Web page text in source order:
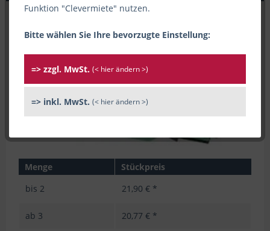
Menge
Stückpreis
bis 2 21,90 € *
ab 3 20,77 € *
Funktion "Clevermiete" nutzen.
Bitte wählen Sie Ihre bevorzugte Einstellung:
=> zzgl. MwSt. (< hier ändern >)
=> inkl. MwSt. (< hier ändern >)